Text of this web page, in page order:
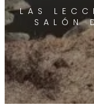
LAS
SALÓN